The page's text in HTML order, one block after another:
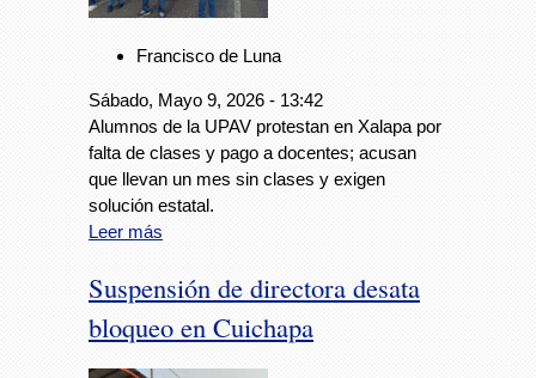
Francisco de Luna
Sábado, Mayo 9, 2026 - 13:42
Alumnos de la UPAV protestan en Xalapa por
falta de clases y pago a docentes; acusan
que llevan un mes sin clases y exigen
solución estatal.
Leer más
Suspensión de directora desata
bloqueo en Cuichapa